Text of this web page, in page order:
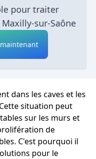
pour traiter
sur-Saône
dans les caves et les
situation peut
sur les murs et
de
C'est pourquoi il
pour le